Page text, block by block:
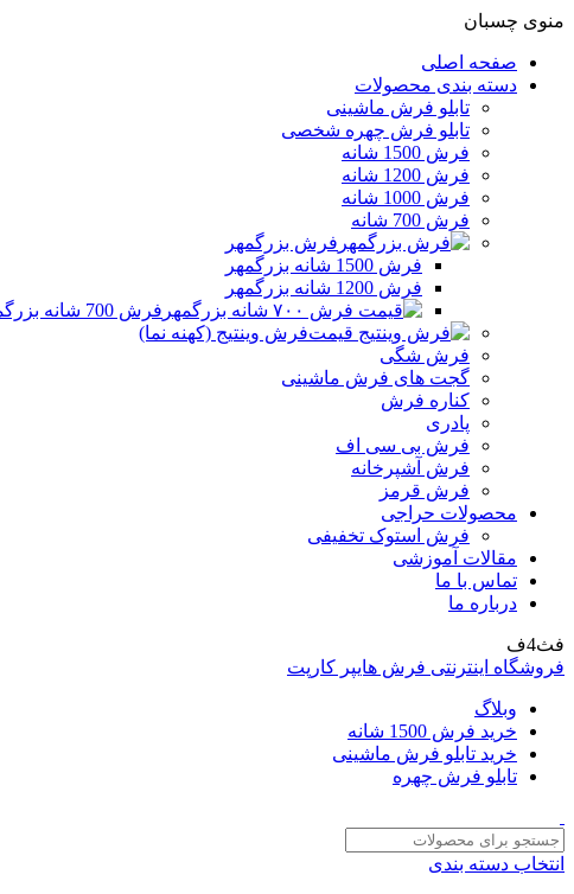
منوی چسبان
صفحه اصلی
دسته بندی محصولات
تابلو فرش ماشینی
تابلو فرش چهره شخصی
فرش 1500 شانه
فرش 1200 شانه
فرش 1000 شانه
فرش 700 شانه
فرش بزرگمهر
فرش 1500 شانه بزرگمهر
فرش 1200 شانه بزرگمهر
فرش 700 شانه بزرگمهر
فرش وینتیج (کهنه نما)
فرش شگی
گجت های فرش ماشینی
کناره فرش
پادری
فرش بی سی اف
فرش آشپرخانه
فرش قرمز
محصولات حراجی
فرش استوک تخفیفی
مقالات آموزشی
تماس با ما
درباره ما
فث4ف
فروشگاه اینترنتی فرش هایپر کارپت
وبلاگ
خرید فرش 1500 شانه
خرید تابلو فرش ماشینی
تابلو فرش چهره
انتخاب دسته بندی